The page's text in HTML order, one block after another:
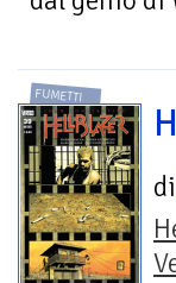
FUMETTI
di